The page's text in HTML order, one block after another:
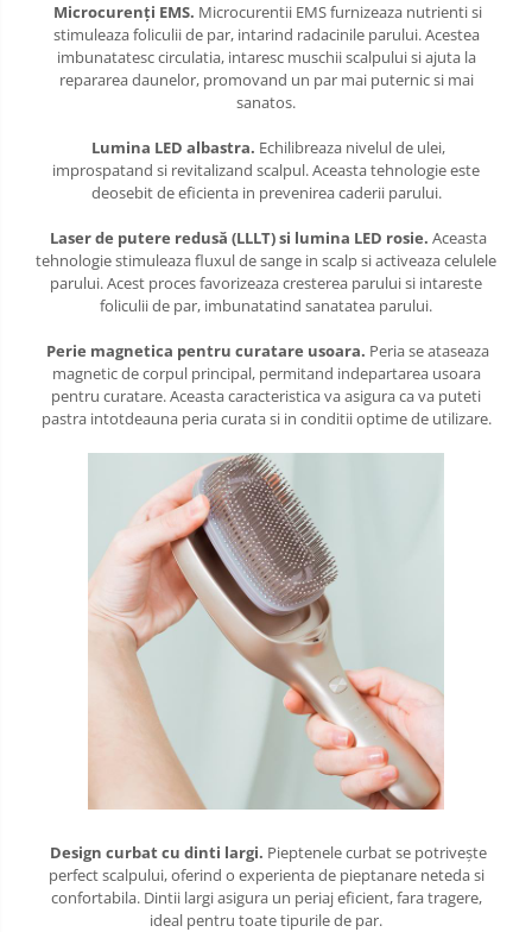
Microcurenți EMS. Microcurentii EMS furnizeaza nutrienti si
stimuleaza foliculii de par, intarind radacinile parului. Acestea
imbunatatesc circulatia, intaresc muschii scalpului si ajuta la
repararea daunelor, promovand un par mai puternic si mai
sanatos.
Lumina LED albastra. Echilibreaza nivelul de ulei,
improspatand si revitalizand scalpul. Aceasta tehnologie este
deosebit de eficienta in prevenirea caderii parului.
Laser de putere redusă (LLLT) si lumina LED rosie. Aceasta
tehnologie stimuleaza fluxul de sange in scalp si activeaza celulele
parului. Acest proces favorizeaza cresterea parului si intareste
foliculii de par, imbunatatind sanatatea parului.
Perie magnetica pentru curatare usoara. Peria se ataseaza
magnetic de corpul principal, permitand indepartarea usoara
pentru curatare. Aceasta caracteristica va asigura ca va puteti
pastra intotdeauna peria curata si in conditii optime de utilizare.
Design curbat cu dinti largi. Pieptenele curbat se potrivește
perfect scalpului, oferind o experienta de pieptanare neteda si
confortabila. Dintii largi asigura un periaj eficient, fara tragere,
ideal pentru toate tipurile de par.